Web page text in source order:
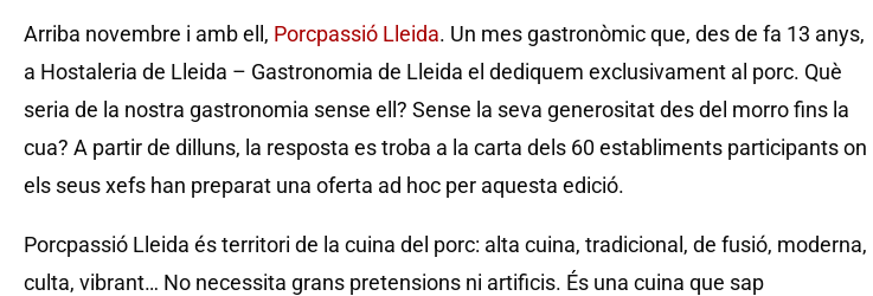
Arriba novembre i amb ell, Porcpassió Lleida. Un mes gastronòmic que, des de fa 13 anys,
a Hostaleria de Lleida – Gastronomia de Lleida el dediquem exclusivament al porc. Què
seria de la nostra gastronomia sense ell? Sense la seva generositat des del morro fins la
cua? A partir de dilluns, la resposta es troba a la carta dels 60 establiments participants on
els seus xefs han preparat una oferta ad hoc per aquesta edició.
Porcpassió Lleida és territori de la cuina del porc: alta cuina, tradicional, de fusió, moderna,
culta, vibrant… No necessita grans pretensions ni artificis. És una cuina que sap